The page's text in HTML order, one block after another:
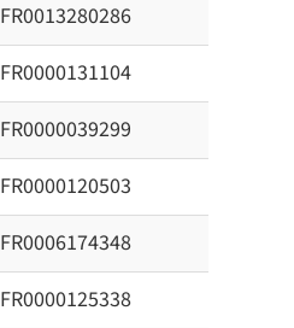
FR0013280286
FR0000131104
FR0000039299
FR0000120503
FR0006174348
FR0000125338